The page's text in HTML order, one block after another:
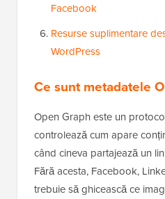
Facebook
Resurse suplimentare
WordPress
Ce sunt metadatele
Open Graph este un
controlează cum apare
când cineva partajează un
Fără acesta, Facebook,
trebuie să ghicească ce